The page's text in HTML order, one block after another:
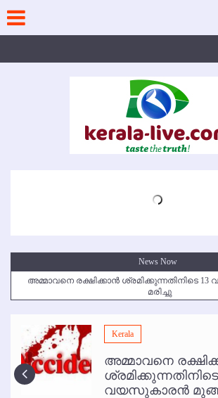
content
News Now
അമ്മാവനെ രക്ഷിക്കാന്‍ ശ്രമിക്കുന്നതിനിടെ
മരിച്ചു
മമ്പുറം ആണ്ടു നേര്‍ച്ച ജൂണ്‍ 17
ഇനി രമേശ് പിഷാരടി സ്റ്റേജ്
കോഴിക്കോട് വിമാനത്താവളത്തില്‍ അനധികൃത
പരാതി തള്ളി
Kerala
അമ്മാവനെ
ശ്രമിക്കുന്നതിനിടെ
വയസുകാരന്‍ മുങ്ങി